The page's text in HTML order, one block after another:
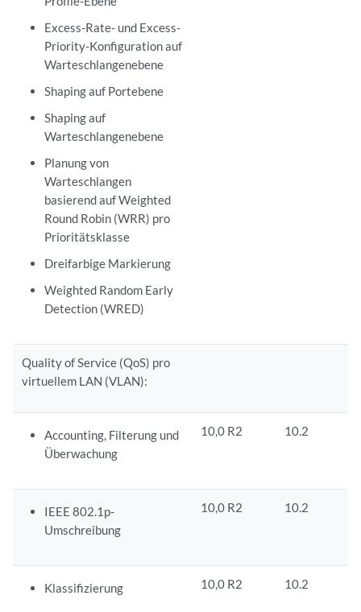
Excess-Rate- und Excess-
Priority-Konfiguration auf
Warteschlangenebene
Shaping auf Portebene
Shaping auf
Warteschlangenebene
Planung von
Warteschlangen
basierend auf Weighted
Round Robin (WRR) pro
Prioritätsklasse
Dreifarbige Markierung
Weighted Random Early
Detection (WRED)
Quality of Service (QoS) pro
virtuellem LAN (VLAN):
Accounting, Filterung und
Überwachung
10,0 R2 10.2
IEEE 802.1p-
Umschreibung
10,0 R2 10.2
Klassifizierung 10,0 R2 10.2